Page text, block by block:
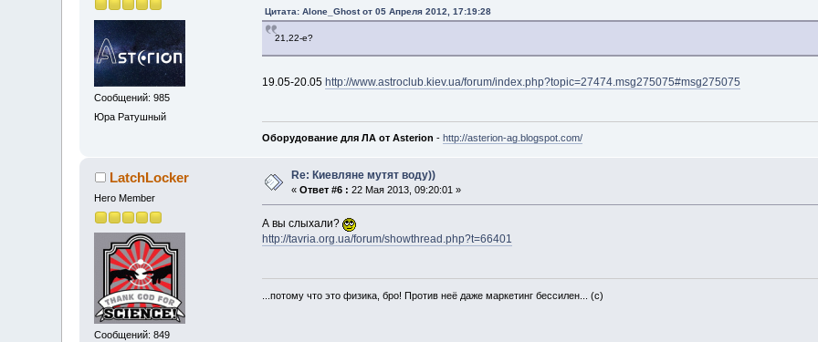
Сообщений: 985
Юра Ратушный
Цитата: Alone_Ghost от 05 Апреля 2012, 17:19:28
21,22-е?
19.05-20.05 http://www.astroclub.kiev.ua/forum/index.php?topic=27474.msg275075#msg275075
Оборудование для ЛА от Asterion - http://asterion-ag.blogspot.com/
LatchLocker
Hero Member
Сообщений: 849
Re: Киевляне мутят воду))
«Ответ #6 : 22 Мая 2013, 09:20:01 »
А вы слыхали?
http://tavria.org.ua/forum/showthread.php?t=66401
...потому что это физика, бро! Против неё даже маркетинг бессилен... (с)